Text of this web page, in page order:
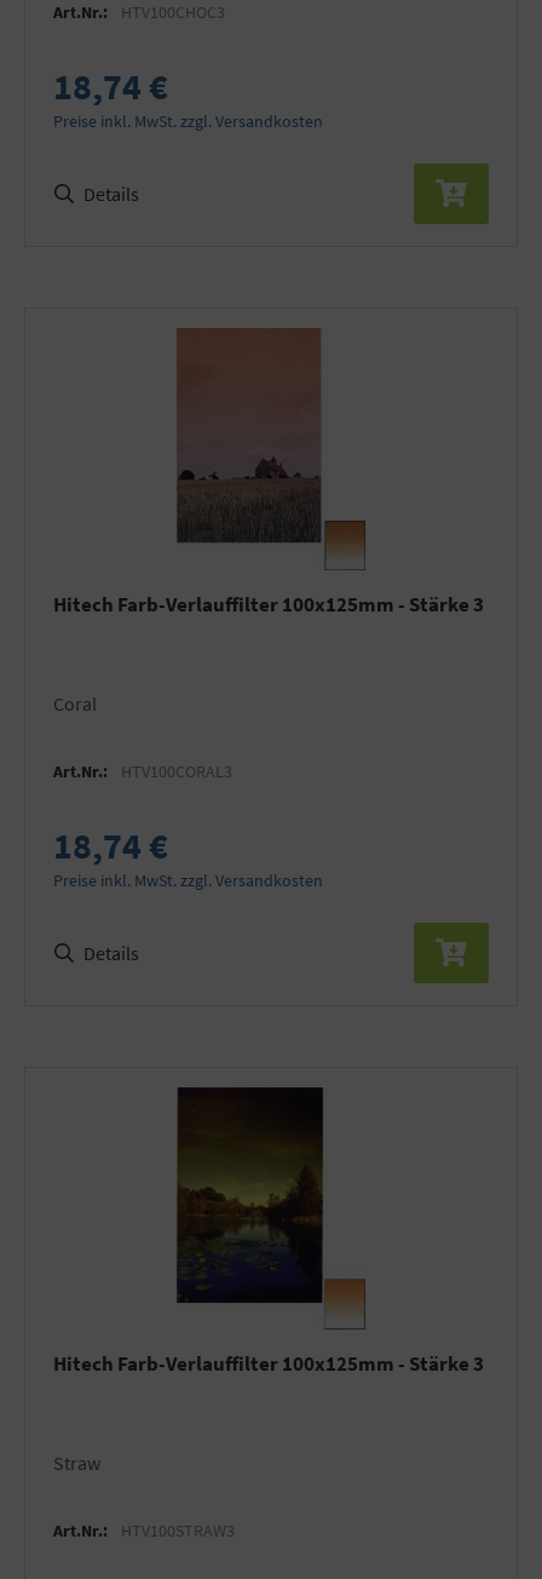
Art.Nr.: HTV100CHOC3
18,74 €
Preise inkl. MwSt. zzgl. Versandkosten
Details
Hitech Farb-Verlauffilter 100x125mm - Stärke 3
Coral
Art.Nr.: HTV100CORAL3
18,74 €
Preise inkl. MwSt. zzgl. Versandkosten
Details
Hitech Farb-Verlauffilter 100x125mm - Stärke 3
Straw
Art.Nr.: HTV100STRAW3